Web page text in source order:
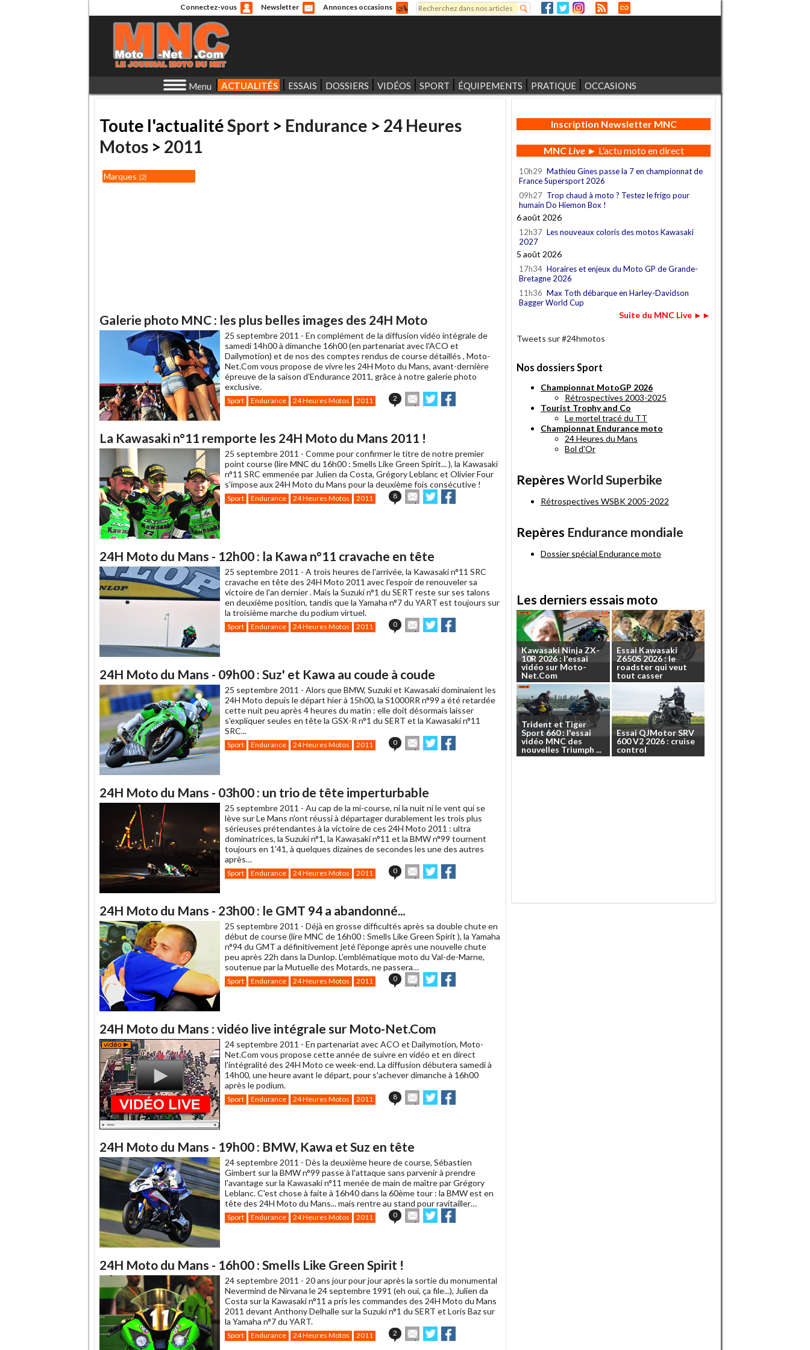
Connectez-vous Newsletter Annonces occasions
Formulaire de recherche
Rechercher
Menu ACTUALITÉS ESSAIS DOSSIERS VIDÉOS SPORT ÉQUIPEMENTS PRATIQUE OCCASIONS
Toute l'actualitéSport > Endurance > 24 Heures
Motos > 2011
Marques 2
Galerie photo MNC : les plus belles images des 24H Moto
25 septembre 2011 - En complément de la diffusion vidéo intégrale de
samedi 14h00 à dimanche 16h00 (en partenariat avec l'ACO et
Dailymotion) et de nos des comptes rendus de course détaillés , Moto-
Net.Com vous propose de vivre les 24H Moto du Mans, avant-dernière
épreuve de la saison d'Endurance 2011, grâce à notre galerie photo
exclusive.
Sport Endurance 24 Heures Motos 2011 2
Envoyer
cet
un
Partager
sur sur
La Kawasaki n°11 remporte les 24H Moto du Mans 2011 !
25 septembre 2011 - Comme pour confirmer le titre de notre premier
point course (lire MNC du 16h00 : Smells Like Green Spirit... ), la Kawasaki
n°11 SRC emmenée par Julien da Costa, Grégory Leblanc et Olivier Four
s'impose aux 24H Moto du Mans pour la deuxième fois consécutive !
Sport Endurance 24 Heures Motos 2011 8
Envoyer
cet
Partager
sur sur
24H Moto du Mans - 12h00 : la Kawa n°11 cravache en tête
25 septembre 2011 - A trois heures de l'arrivée, la Kawasaki n°11 SRC
cravache en tête des 24H Moto 2011 avec l'espoir de renouveler sa
victoire de l'an dernier . Mais la Suzuki n°1 du SERT reste sur ses talons
en deuxième position, tandis que la Yamaha n°7 du YART est toujours sur
la troisième marche du podium virtuel.
Sport Endurance 24 Heures Motos 2011 0
Envoyer
cet
ami
Partager
sur sur
24H Moto du Mans - 09h00 : Suz' et Kawa au coude à coude
25 septembre 2011 - Alors que BMW, Suzuki et Kawasaki dominaient les
24H Moto depuis le départ hier à 15h00, la S1000RR n°99 a été retardée
cette nuit peu après 4 heures du matin : elle doit désormais laisser
s'expliquer seules en tête la GSX-R n°1 du SERT et la Kawasaki n°11
SRC...
Sport Endurance 24 Heures Motos 2011 0
Envoyer
cet
ami
Partager
sur sur
24H Moto du Mans - 03h00 : un trio de tête imperturbable
25 septembre 2011 - Au cap de la mi-course, ni la nuit ni le vent qui se
lève sur Le Mans n'ont réussi à départager durablement les trois plus
sérieuses prétendantes à la victoire de ces 24H Moto 2011 : ultra
dominatrices, la Suzuki n°1, la Kawasaki n°11 et la BMW n°99 tournent
toujours en 1'41, à quelques dizaines de secondes les une des autres
après…
Sport Endurance 24 Heures Motos 2011 0
Envoyer
cet
Partager
sur sur
24H Moto du Mans - 23h00 : le GMT 94 a abandonné...
25 septembre 2011 - Déjà en grosse difficultés après sa double chute en
début de course (lire MNC de 16h00 : Smells Like Green Spirit ), la Yamaha
n°94 du GMT a définitivement jeté l'éponge après une nouvelle chute
peu après 22h dans la Dunlop. L'emblématique moto du Val-de-Marne,
soutenue par la Mutuelle des Motards, ne passera…
Sport Endurance 24 Heures Motos 2011 0
Envoyer
cet
ami
Partager
sur sur
24H Moto du Mans : vidéo live intégrale sur Moto-Net.Com
24 septembre 2011 - En partenariat avec ACO et Dailymotion, Moto-
Net.Com vous propose cette année de suivre en vidéo et en direct
l'intégralité des 24H Moto ce week-end. La diffusion débutera samedi à
14h00, une heure avant le départ, pour s'achever dimanche à 16h00
après le podium.
Sport Endurance 24 Heures Motos 2011 8
Envoyer
cet
ami
Partager
sur sur
24H Moto du Mans - 19h00 : BMW, Kawa et Suz en tête
24 septembre 2011 - Dès la deuxième heure de course, Sébastien
Gimbert sur la BMW n°99 passe à l'attaque sans parvenir à prendre
l'avantage sur la Kawasaki n°11 menée de main de maître par Grégory
Leblanc. C'est chose à faite à 16h40 dans la 60ème tour : la BMW est en
tête des 24H Moto du Mans... mais rentre au stand pour ravitailler…
Sport Endurance 24 Heures Motos 2011 0
Envoyer
cet
Partager
sur sur
24H Moto du Mans - 16h00 : Smells Like Green Spirit !
24 septembre 2011 - 20 ans jour pour jour après la sortie du monumental
Nevermind de Nirvana le 24 septembre 1991 (eh oui, ça file...), Julien da
Costa sur la Kawasaki n°11 a pris les commandes des 24H Moto du Mans
2011 devant Anthony Delhalle sur la Suzuki n°1 du SERT et Loris Baz sur
la Yamaha n°7 du YART.
Sport Endurance 24 Heures Motos 2011 2
Envoyer
cet
Partager
sur sur
Inscription Newsletter MNC
MNCLive► L'actu moto en direct
10h29 Mathieu Gines passe la 7 en championnat de
France Supersport 2026
09h27 Trop chaud à moto ? Testez le frigo pour
humain Do Hiemon Box !
6 août 2026
12h37 Les nouveaux coloris des motos Kawasaki
2027
5 août 2026
17h34 Horaires et enjeux du Moto GP de Grande-
Bretagne 2026
11h36 Max Toth débarque en Harley-Davidson
Bagger World Cup
Suite du MNC Live ►►
Tweets sur #24hmotos
Nos dossiers Sport
Championnat MotoGP 2026
Rétrospectives 2003-2025
Tourist Trophy and Co
Le mortel tracé du TT
Championnat Endurance moto
24 Heures du Mans
Bol d'Or
Repères World Superbike
Rétrospectives WSBK 2005-2022
Repères Endurance mondiale
Dossier spécial Endurance moto
Les derniers essais moto
KawasakiNinja ZX-
10R2026: l'essai
vidéo sur Moto-
Net.Com
EssaiKawasaki
Z650S 2026:le
roadster qui veut
tout casser
Trident etTiger
Sport660:l'essai
vidéo MNC des
nouvelles Triumph ...
Essai QJMotorSRV
600V2 2026 : cruise
control